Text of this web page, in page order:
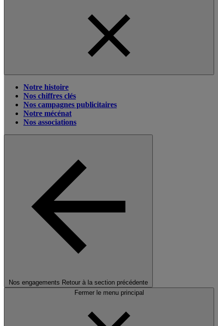
Notre histoire
Nos chiffres clés
Nos campagnes publicitaires
Notre mécénat
Nos associations
Nos engagements Retour à la section précédente
Fermer le menu principal